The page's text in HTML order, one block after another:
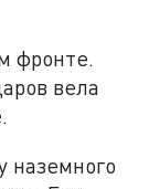
фронте.
вела
наземного